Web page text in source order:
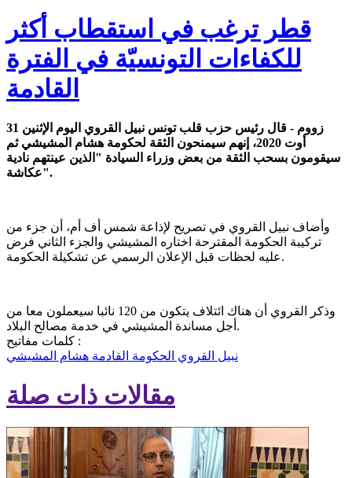
قطر ترغب في استقطاب أكثر
للكفاءات التونسيّة في الفترة
القادمة
زووم - قال رئيس حزب قلب تونس نبيل القروي اليوم الإثنين 31
أوت 2020، إنهم سيمنحون الثقة لحكومة هشام المشيشي ثم
سيقومون بسحب الثقة من بعض وزراء السيادة "الذين عينتهم نادية
عكاشة".
وأضاف نبيل القروي في تصريح لإذاعة شمس أف أم، أن جزء من
تركيبة الحكومة المقترحة اختاره المشيشي والجزء الثاني فرض
عليه لحظات قبل الإعلان الرسمي عن تشكيلة الحكومة.
وذكر القروي أن هناك ائتلاف يتكون من 120 نائبا سيعملون معا من
أجل مساندة المشيشي في خدمة مصالح البلاد.
كلمات مفاتيح :
نبيل القروي الحكومة القادمة هشام المشيشي
مقالات ذات صلة